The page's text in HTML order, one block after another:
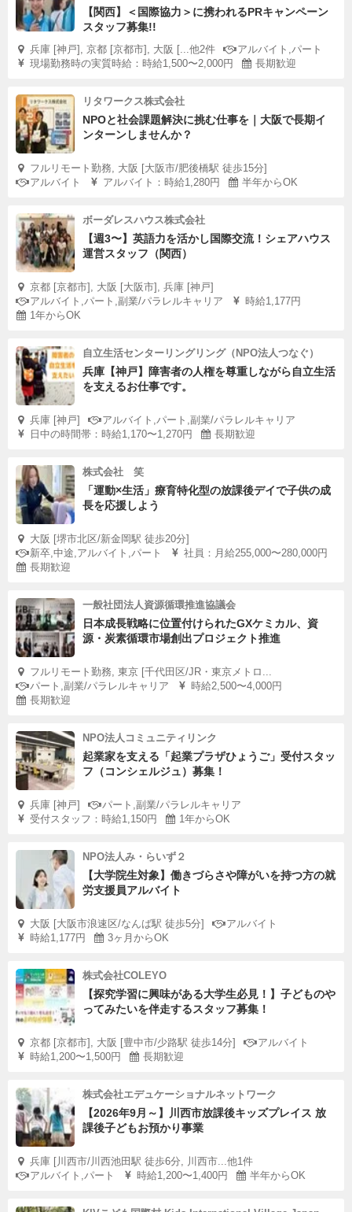
【関西】＜国際協力＞に携われるPRキャンペーン
スタッフ募集!!
兵庫 [神戸], 京都 [京都市], 大阪 [...他2件
アルバイト,パート
現場勤務時の実質時給：時給1,500〜2,000円
長期歓迎
リタワークス株式会社
NPOと社会課題解決に挑む仕事を｜大阪で長期イ
ンターンしませんか？
フルリモート勤務, 大阪 [大阪市/肥後橋駅 徒歩15分]
アルバイト
アルバイト：時給1,280円 半年からOK
ボーダレスハウス株式会社
【週3〜】英語力を活かし国際交流！シェアハウス
運営スタッフ（関西）
京都 [京都市], 大阪 [大阪市], 兵庫 [神戸]
アルバイト,パート,副業/パラレルキャリア
時給1,177円
1年からOK
自立生活センターリングリング（NPO法人つなぐ）
兵庫【神戸】障害者の人権を尊重しながら自立生活
を支えるお仕事です。
兵庫 [神戸]
アルバイト,パート,副業/パラレルキャリア
日中の時間帯：時給1,170〜1,270円
長期歓迎
株式会社 笑
「運動×生活」療育特化型の放課後デイで子供の成
長を応援しよう
大阪 [堺市北区/新金岡駅 徒歩20分]
新卒,中途,アルバイト,パート
社員：月給255,000〜280,000円
長期歓迎
一般社団法人資源循環推進協議会
日本成長戦略に位置付けられたGXケミカル、資
源・炭素循環市場創出プロジェクト推進
フルリモート勤務, 東京 [千代田区/JR・東京メトロ...
パート,副業/パラレルキャリア
時給2,500〜4,000円
長期歓迎
NPO法人コミュニティリンク
起業家を支える「起業プラザひょうご」受付スタッ
フ（コンシェルジュ）募集！
兵庫 [神戸]
パート,副業/パラレルキャリア
受付スタッフ：時給1,150円
1年からOK
NPO法人み・らいず２
【大学院生対象】働きづらさや障がいを持つ方の就
労支援員アルバイト
大阪 [大阪市浪速区/なんば駅 徒歩5分]
アルバイト
時給1,177円
3ヶ月からOK
株式会社COLEYO
【探究学習に興味がある大学生必見！】子どものや
ってみたいを伴走するスタッフ募集！
京都 [京都市], 大阪 [豊中市/少路駅 徒歩14分]
アルバイト
時給1,200〜1,500円
長期歓迎
株式会社エデュケーショナルネットワーク
【2026年9月～】川西市放課後キッズプレイス 放
課後子どもお預かり事業
兵庫 [川西市/川西池田駅 徒歩6分, 川西市...他1件
アルバイト,パート
時給1,200〜1,400円 半年からOK